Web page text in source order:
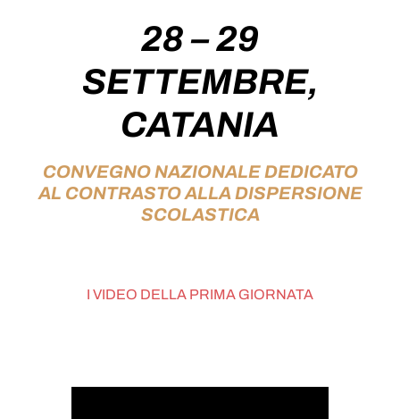
28 – 29
SETTEMBRE,
CATANIA
CONVEGNO NAZIONALE DEDICATO
AL CONTRASTO ALLA DISPERSIONE
SCOLASTICA
I VIDEO DELLA PRIMA GIORNATA